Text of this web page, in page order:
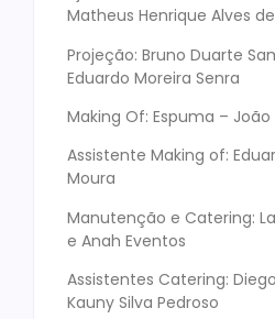
Matheus Henrique Alves
Projeção: Bruno Duarte
Eduardo Moreira Senra
Making Of: Espuma – João
Assistente Making of:
Moura
Manutenção e Catering:
e Anah Eventos
Assistentes Catering:
Kauny Silva Pedroso